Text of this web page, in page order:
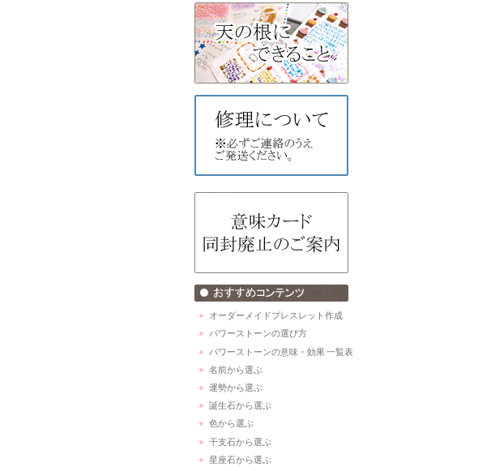
オーダーメイドブレスレット作成
パワーストーンの選び方
パワーストーンの意味・効果 一覧表
名前から選ぶ
運勢から選ぶ
誕生石から選ぶ
色から選ぶ
干支石から選ぶ
星座石から選ぶ